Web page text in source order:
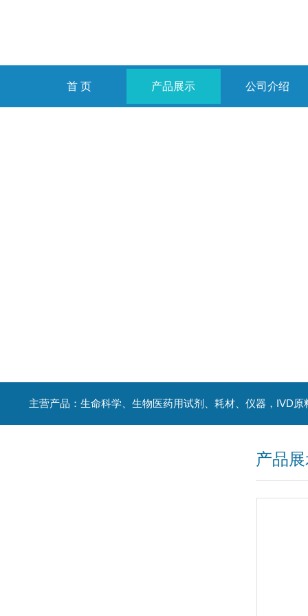
首 页 产品展示 公司介绍
主营产品：生命科学、生物医药用试剂、耗材、仪器，IVD原
产品